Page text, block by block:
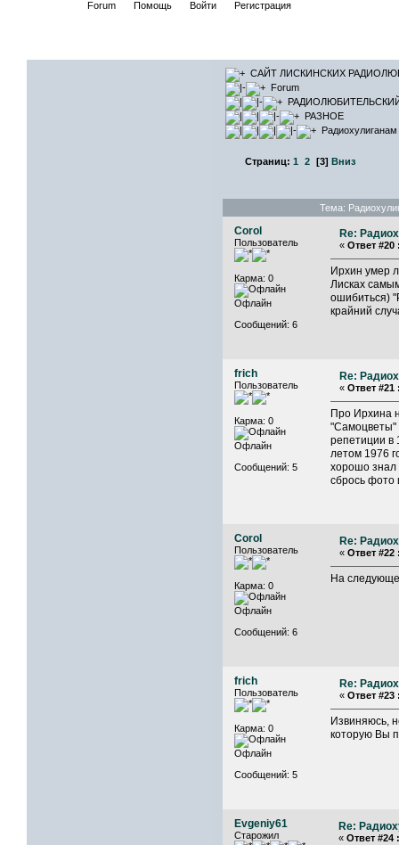
Forum Помощь Войти Регистрация
САЙТ ЛИСКИНСКИХ
Forum
РАЗНОЕ
Страниц: 1 2 [3] Вниз
Тема:
Corol
Пользователь
Карма: 0
Офлайн
Сообщений: 6
Re:
« Ответ #20
Ирхин умер
Лисках
ошибиться)
крайний
frich
Пользователь
Карма: 0
Офлайн
Сообщений: 5
Re:
« Ответ #21
Про Ирхина
"Самоцветы"
репетиции в
летом 1976
хорошо знал
сбрось фото
Corol
Пользователь
Карма: 0
Офлайн
Сообщений: 6
Re:
« Ответ #22
На
frich
Пользователь
Карма: 0
Офлайн
Сообщений: 5
Re:
« Ответ #23
Извиняюсь,
которую Вы
Evgeniy61
Старожил
Re:
« Ответ #24 :